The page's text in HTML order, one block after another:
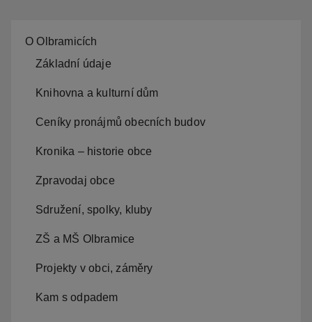
O Olbramicích
Základní údaje
Knihovna a kulturní dům
Ceníky pronájmů obecních budov
Kronika – historie obce
Zpravodaj obce
Sdružení, spolky, kluby
ZŠ a MŠ Olbramice
Projekty v obci, záměry
Kam s odpadem